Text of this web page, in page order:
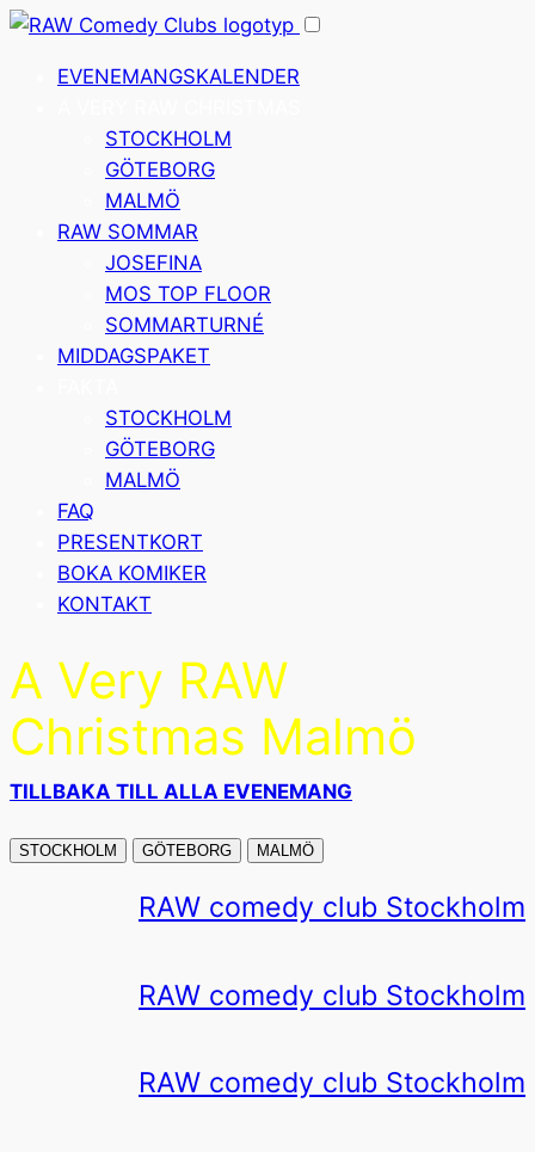
Hoppa
innehållEVENEMANGSKALENDER
STOCKHOLM
GÖTEBORG
MALMÖ
RAW SOMMAR
JOSEFINA
MOS TOP FLOOR
SOMMARTURNÉ
MIDDAGSPAKET
STOCKHOLM
GÖTEBORG
MALMÖ
FAQ
PRESENTKORT
BOKA KOMIKER
KONTAKT
A Very RAW
Christmas Malmö
TILLBAKA TILL ALLA EVENEMANG
STOCKHOLM GÖTEBORG MALMÖ
RAW comedy club Stockholm
RAW comedy club Stockholm
RAW comedy club Stockholm